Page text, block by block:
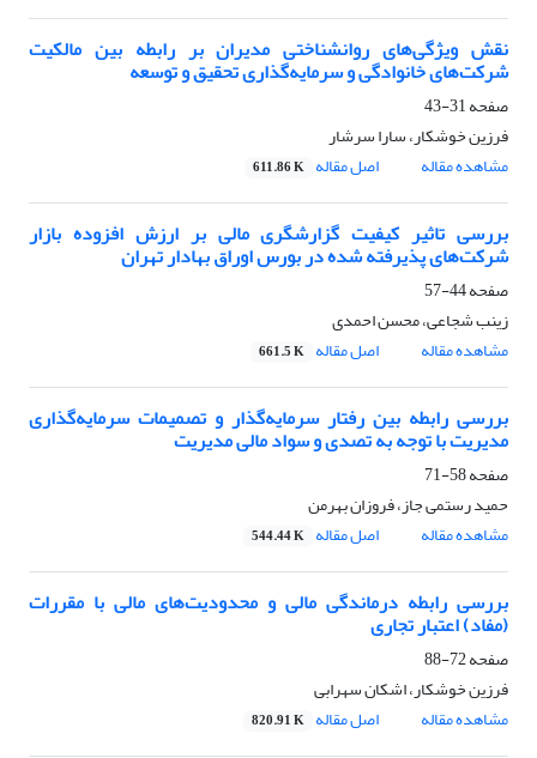
نقش ویژگی‌های روانشناختی مدیران بر رابطه بین مالکیت
شرکت‌های خانوادگی و سرمایه‌گذاری تحقیق و توسعه
صفحه31-43
فرزین خوشکار، سارا سرشار
مشاهده مقاله
اصل مقاله 611.86 K
بررسی تاثیر کیفیت گزارشگری مالی بر ارزش افزوده بازار
شرکت‌های پذیرفته شده در بورس اوراق بهادار تهران
صفحه44-57
زینب شجاعی، محسن احمدی
مشاهده مقاله
اصل مقاله 661.5 K
بررسی رابطه بین رفتار سرمایه‌گذار و تصمیمات سرمایه‌گذاری
مدیریت با توجه به تصدی و سواد مالی مدیریت
صفحه58-71
حمید رستمی جاز، فروزان بهرمن
مشاهده مقاله
اصل مقاله 544.44 K
بررسی رابطه درماندگی مالی و محدودیت‌های مالی با مقررات
(مفاد) اعتبار تجاری
صفحه72-88
فرزین خوشکار، اشکان سهرابی
مشاهده مقاله
اصل مقاله 820.91 K